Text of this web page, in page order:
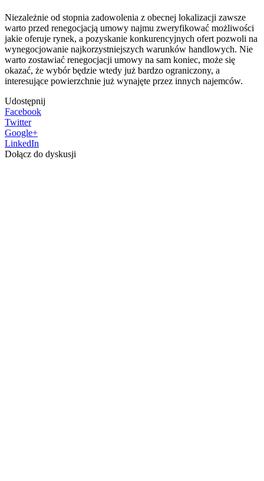
Niezależnie od stopnia zadowolenia z obecnej lokalizacji zawsze
warto przed renegocjacją umowy najmu zweryfikować możliwości
jakie oferuje rynek, a pozyskanie konkurencyjnych ofert pozwoli na
wynegocjowanie najkorzystniejszych warunków handlowych. Nie
warto zostawiać renegocjacji umowy na sam koniec, może się
okazać, że wybór będzie wtedy już bardzo ograniczony, a
interesujące powierzchnie już wynajęte przez innych najemców.
Udostępnij
Facebook
Twitter
Google+
LinkedIn
Dołącz do dyskusji